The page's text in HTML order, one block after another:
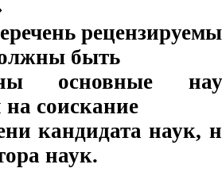
быть
основные
на соискание
кандидата наук,
наук.